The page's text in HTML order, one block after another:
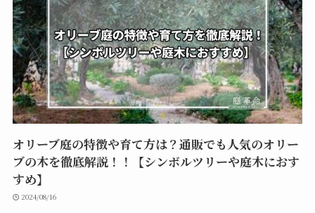
オリーブ庭の特徴や育て方は？通販でも人気のオリー
ブの木を徹底解説！！【シンボルツリーや庭木におす
すめ】
2024/08/16